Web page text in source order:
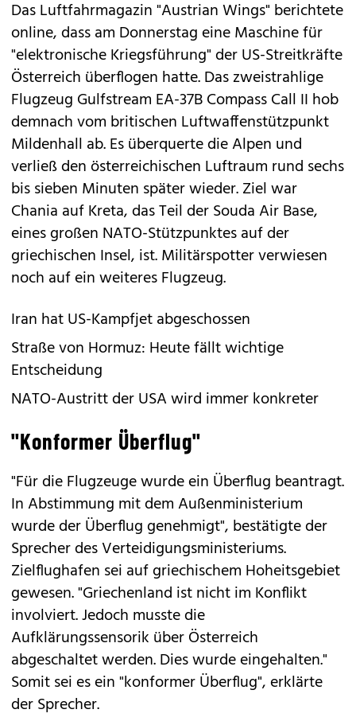
Das Luftfahrmagazin "Austrian Wings" berichtete
online, dass am Donnerstag eine Maschine für
"elektronische Kriegsführung" der US-Streitkräfte
Österreich überflogen hatte. Das zweistrahlige
Flugzeug Gulfstream EA-37B Compass Call II hob
demnach vom britischen Luftwaffenstützpunkt
Mildenhall ab. Es überquerte die Alpen und
verließ den österreichischen Luftraum rund sechs
bis sieben Minuten später wieder. Ziel war
Chania auf Kreta, das Teil der Souda Air Base,
eines großen NATO-Stützpunktes auf der
griechischen Insel, ist. Militärspotter verwiesen
noch auf ein weiteres Flugzeug.
Iran hat US-Kampfjet abgeschossen
Straße von Hormuz: Heute fällt wichtige
Entscheidung
NATO-Austritt der USA wird immer konkreter
"Konformer Überflug"
"Für die Flugzeuge wurde ein Überflug beantragt.
In Abstimmung mit dem Außenministerium
wurde der Überflug genehmigt", bestätigte der
Sprecher des Verteidigungsministeriums.
Zielflughafen sei auf griechischem Hoheitsgebiet
gewesen. "Griechenland ist nicht im Konflikt
involviert. Jedoch musste die
Aufklärungssensorik über Österreich
abgeschaltet werden. Dies wurde eingehalten."
Somit sei es ein "konformer Überflug", erklärte
der Sprecher.